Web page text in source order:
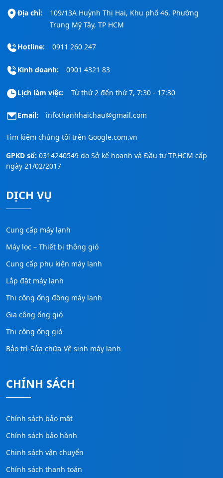
Địa chỉ:
109/13A Huỳnh Thị Hai, Khu phố 46, Phường
Trung Mỹ Tây, TP HCM
Hotline: 0911 260 247
Kinh doanh: 0901 4321 83
Lịch làm việc: Từ thứ 2 đến thứ 7, 7:30 - 17:30
Email: infothanhhaichau@gmail.com
Tìm kiếm chúng tôi trên Google.com.vn
GPKD số: 0314240549 do Sở kế hoạnh và Đầu tư TP.HCM cấp
ngày 21/02/2017
DỊCH VỤ
Cung cấp máy lạnh
Máy lọc – Thiết bị thông gió
Cung cấp phụ kiện máy lạnh
Lắp đặt máy lạnh
Thi công ống đồng máy lạnh
Gia công ống gió
Thi công ống gió
Bảo trì-Sửa chữa-Vệ sinh máy lạnh
CHÍNH SÁCH
Chính sách bảo mật
Chính sách bảo hành
Chinh sách vận chuyển
Chính sách thanh toán